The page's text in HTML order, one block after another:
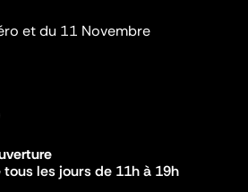
et du 11 Novembre
les jours de 11h à 19h